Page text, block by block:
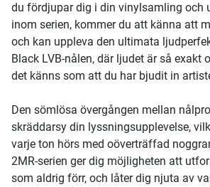
du fördjupar dig i din vinylsamling och
inom serien, kommer du att känna att
och kan uppleva den ultimata
Black LVB-nålen, där ljudet är så exakt
det känns som att du har bjudit in
Den sömlösa övergången mellan
skräddarsy din lyssningsupplevelse,
varje ton hörs med oöverträffad
2MR-serien ger dig möjligheten att
som aldrig förr, och låter dig njuta av